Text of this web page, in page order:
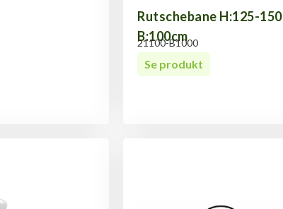
Rutschebane H:125-150
B:100cm
21100-B1000
Se produkt